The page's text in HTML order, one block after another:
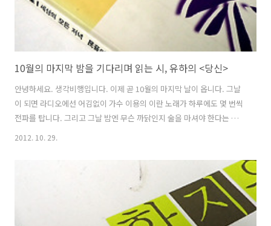
10월의 마지막 밤을 기다리며 읽는 시, 유하의 <당신>
안녕하세요. 생각비행입니다. 이제 곧 10월의 마지막 날이 옵니다. 그날
이 되면 라디오에선 어김없이 가수 이용의 이란 노래가 하루에도 몇 번씩
전파를 탑니다. 그리고 그날 밤엔 무슨 까닭인지 술을 마셔야 한다는 생
각이 듭니다. 사랑하는 사람과 헤어진 그리움을 담은 노랫말 때문이겠지
래한 유하의 시를 읽었습니다. 언어 기교가 뛰어나지만 그 때문에 무게감
이 좀 떨어진다는 느낌을 주는 시인 유하, 하지만 그의 시에는 ‘끌림’이
있습니다. 아마도 최근 시인들이 쓴 시들이 읽기에 어려움이 있는 반면
시인 유하의 작품은 파격적인 면이 있으면서도 어렵지 않기 때문이 아닐
까 합니다. 당신 오늘밤 나는 비 맞는 여치처럼 고통스럽다 라고 쓰다가,
2012. 10. 29.